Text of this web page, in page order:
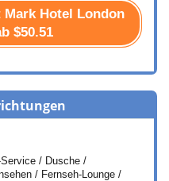
Hotel London
$50.51
/ Dusche /
/ Fernseh-Lounge /